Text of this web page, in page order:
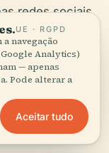
redes sociais
e dicas de
UE · RGPD
navegação
Analytics)
— apenas
Pode alterar a
Aceitar tudo